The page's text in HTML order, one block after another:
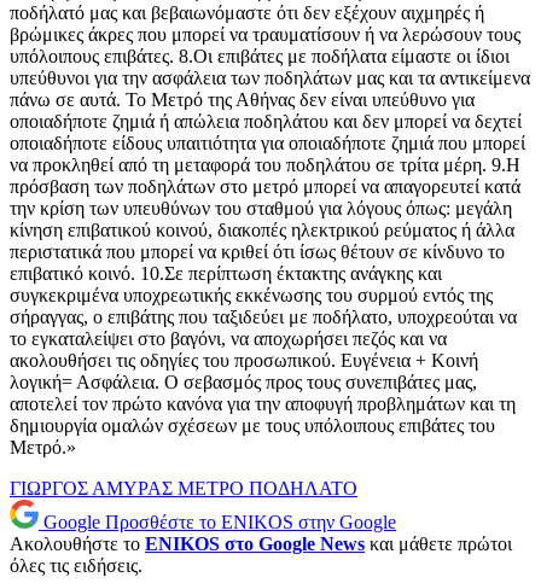
ποδήλατό μας και βεβαιωνόμαστε ότι δεν εξέχουν αιχμηρές ή
βρώμικες άκρες που μπορεί να τραυματίσουν ή να λερώσουν τους
υπόλοιπους επιβάτες. 8.Οι επιβάτες με ποδήλατα είμαστε οι ίδιοι
υπεύθυνοι για την ασφάλεια των ποδηλάτων μας και τα αντικείμενα
πάνω σε αυτά. Το Μετρό της Αθήνας δεν είναι υπεύθυνο για
οποιαδήποτε ζημιά ή απώλεια ποδηλάτου και δεν μπορεί να δεχτεί
οποιαδήποτε είδους υπαιτιότητα για οποιαδήποτε ζημιά που μπορεί
να προκληθεί από τη μεταφορά του ποδηλάτου σε τρίτα μέρη. 9.Η
πρόσβαση των ποδηλάτων στο μετρό μπορεί να απαγορευτεί κατά
την κρίση των υπευθύνων του σταθμού για λόγους όπως: μεγάλη
κίνηση επιβατικού κοινού, διακοπές ηλεκτρικού ρεύματος ή άλλα
περιστατικά που μπορεί να κριθεί ότι ίσως θέτουν σε κίνδυνο το
επιβατικό κοινό. 10.Σε περίπτωση έκτακτης ανάγκης και
συγκεκριμένα υποχρεωτικής εκκένωσης του συρμού εντός της
σήραγγας, ο επιβάτης που ταξιδεύει με ποδήλατο, υποχρεούται να
το εγκαταλείψει στο βαγόνι, να αποχωρήσει πεζός και να
ακολουθήσει τις οδηγίες του προσωπικού. Ευγένεια + Κοινή
λογική= Ασφάλεια. Ο σεβασμός προς τους συνεπιβάτες μας,
αποτελεί τον πρώτο κανόνα για την αποφυγή προβλημάτων και τη
δημιουργία ομαλών σχέσεων με τους υπόλοιπους επιβάτες του
Μετρό.»
ΓΙΩΡΓΟΣ ΑΜΥΡΑΣ ΜΕΤΡΟ ΠΟΔΗΛΑΤΟ
Google Προσθέστε το ENIKOS στην Google
Ακολουθήστε το ENIKOS στο Google News και μάθετε πρώτοι
όλες τις ειδήσεις.